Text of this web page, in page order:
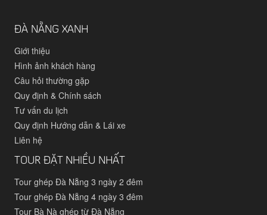
ĐÀ NẴNG XANH
Giới thiệu
Hình ảnh khách hàng
Câu hỏi thường gặp
Quy định & Chính sách
Tư vấn du lịch
Quy định Hướng dẫn & Lái xe
Liên hệ
TOUR ĐẶT NHIỀU NHẤT
Tour ghép Đà Nẵng 3 ngày 2 đêm
Tour ghép Đà Nẵng 4 ngày 3 đêm
Tour Bà Nà ghép từ Đà Nẵng